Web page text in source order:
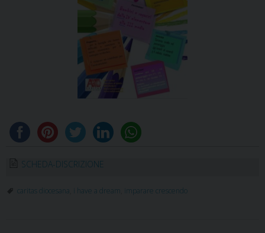
SCHEDA-DISCRIZIONE
caritas diocesana i have a dream imparare crescendo